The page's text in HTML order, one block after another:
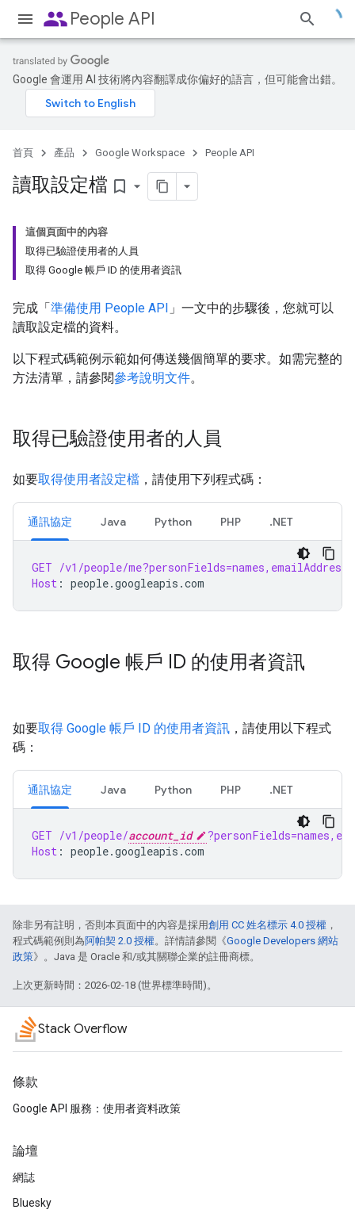
peoplePeople API
Google 會運用 AI 技術將內容翻譯成你偏好的語言，但可能會出錯。
首頁 產品 Google Workspace People API
讀取設定檔 bookmark_border
這個頁面中的內容
取得已驗證使用者的人員
取得 Google 帳戶 ID 的使用者資訊
完成「準備使用 People API 」一文中的步驟後，您就可以
讀取設定檔的資料。
以下程式碼範例示範如何傳送幾個簡單的要求。如需完整的
方法清單，請參閱參考說明文件。
取得已驗證使用者的人員
如要取得使用者設定檔 ，請使用下列程式碼：
通訊協定 Java Python PHP .NET
GET /v1/people/
Host : people.googleapis.com
取得 Google 帳戶 ID 的使用者資訊
如要取得 Google 帳戶 ID 的使用者資訊 ，請使用以下程式
碼：
通訊協定 Java Python PHP .NET
GET /v1/people/account_id
Host : people.googleapis.com
除非另有註明，否則本頁面中的內容是採用創用 CC 姓名標示 4.0 授權 ，
程式碼範例則為阿帕契 2.0 授權。詳情請參閱《Google Developers 網站
政策》。Java 是 Oracle 和/或其關聯企業的註冊商標。
上次更新時間：2026-02-18 (世界標準時間)。
Stack Overflow
條款
Google API 服務：使用者資料政策
論壇
網誌
Bluesky